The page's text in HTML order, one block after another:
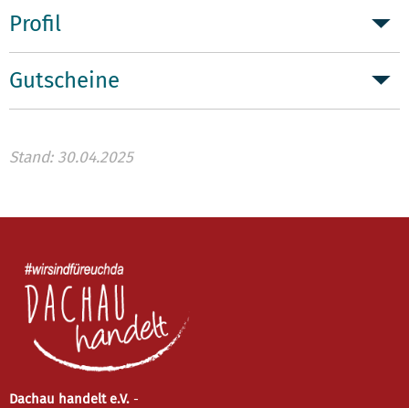
Profil
Gutscheine
Stand: 30.04.2025
Dachau handelt e.V. -